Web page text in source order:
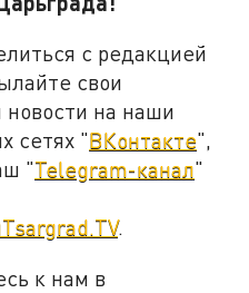
с редакцией
свои
на наши
сетях "ВКонтакте",
"Telegram-канал"
.
к нам в